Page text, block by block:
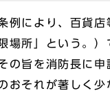
例により、百貨
場所」という。
の旨を消防長に
おそれが著しく